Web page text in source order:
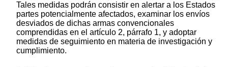
Tales medidas podrán consistir en alertar a los Estados
partes potencialmente afectados, examinar los envíos
desviados de dichas armas convencionales
comprendidas en el artículo 2, párrafo 1, y adoptar
medidas de seguimiento en materia de investigación y
cumplimiento.